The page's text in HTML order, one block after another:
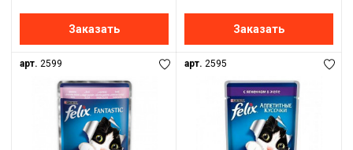
Заказать Заказать
арт. 2599 арт. 2595